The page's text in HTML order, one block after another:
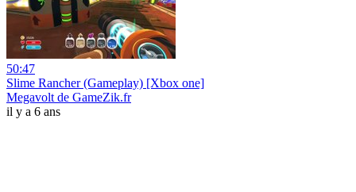
50:47
Slime Rancher (Gameplay) [Xbox one]
Megavolt de GameZik.fr
il y a 6 ans